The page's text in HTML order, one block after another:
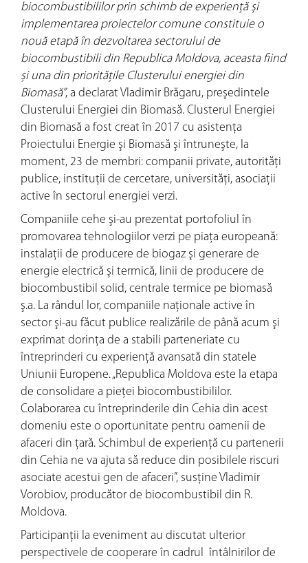
biocombustibililor prin schimb de experiență și
implementarea proiectelor comune constituie o
nouă etapă în dezvoltarea sectorului de
biocombustibili din Republica Moldova, aceasta fiind
și una din prioritățile Clusterului energiei din
Biomasă”, a declarat Vladimir Brăgaru, preşedintele
Clusterului Energiei din Biomasă. Clusterul Energiei
din Biomasă a fost creat în 2017 cu asistenţa
Proiectului Energie şi Biomasă şi întruneşte, la
moment, 23 de membri: companii private, autorități
publice, instituții de cercetare, universități, asociaţii
active în sectorul energiei verzi.
Companiile cehe şi-au prezentat portofoliul în
promovarea tehnologiilor verzi pe piaţa europeană:
instalaţii de producere de biogaz şi generare de
energie electrică şi termică, linii de producere de
biocombustibil solid, centrale termice pe biomasă
ş.a. La rândul lor, companiile naţionale active în
sector şi-au făcut publice realizările de până acum şi
exprimat dorinţa de a stabili parteneriate cu
întreprinderi cu experienţă avansată din statele
Uniunii Europene. „Republica Moldova este la etapa
de consolidare a pieţei biocombustibililor.
Colaborarea cu întreprinderile din Cehia din acest
domeniu este o oportunitate pentru oamenii de
afaceri din ţară. Schimbul de experiență cu partenerii
din Cehia ne va ajuta să reduce din posibilele riscuri
asociate acestui gen de afaceri”, susţine Vladimir
Vorobiov, producător de biocombustibil din R.
Moldova.
Participanţii la eveniment au discutat ulterior
perspectivele de cooperare în cadrul întâlnirilor de